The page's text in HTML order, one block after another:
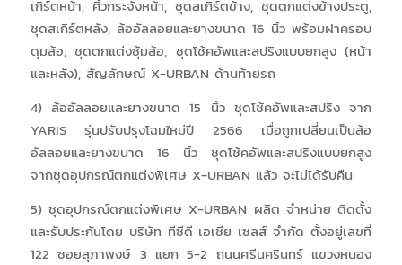
เกิร์ตหน้า, คิ้วกระจังหน้า, ชุดสเกิร์ตข้าง, ชุดตกแต่งข้างประตู,
ชุดสเกิร์ตหลัง, ล้ออัลลอยและยางขนาด 16 นิ้ว พร้อมฝาครอบ
ดุมล้อ, ชุดตกแต่งซุ้มล้อ, ชุดโช้คอัพและสปริงแบบยกสูง (หน้า
และหลัง), สัญลักษณ์ X-URBAN ด้านท้ายรถ
4) ล้ออัลลอยและยางขนาด 15 นิ้ว ชุดโช้คอัพและสปริง จาก
YARIS รุ่นปรับปรุงโฉมใหม่ปี 2566 เมื่อถูกเปลี่ยนเป็นล้อ
อัลลอยและยางขนาด 16 นิ้ว ชุดโช้คอัพและสปริงแบบยกสูง
จากชุดอุปกรณ์ตกแต่งพิเศษ X-URBAN แล้ว จะไม่ได้รับคืน
5) ชุดอุปกรณ์ตกแต่งพิเศษ X-URBAN ผลิต จำหน่าย ติดตั้ง
และรับประกันโดย บริษัท ทีซีดี เอเชีย เซลส์ จำกัด ตั้งอยู่เลขที่
122 ซอยสุภาพงษ์ 3 แยก 5-2 ถนนศรีนครินทร์ แขวงหนอง